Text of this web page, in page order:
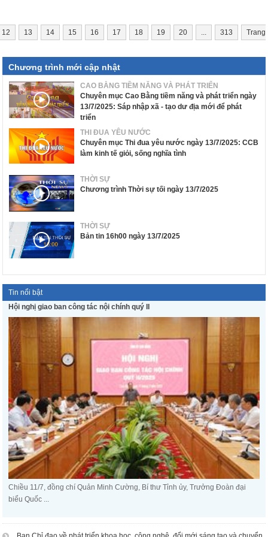
12 13 14 15 16 17 18 19 20 313 Trang
Chương trình mới cập nhật
CAO BẰNG TIỀM NĂNG VÀ PHÁT TRIỂN
Chuyên mục Cao Bằng tiềm năng và phát triển ngày
13/7/2025: Sáp nhập xã - tạo dư địa mới để phát
triển
THI ĐUA YÊU NƯỚC
Chuyên mục Thi đua yêu nước ngày 13/7/2025: CCB
làm kinh tế giỏi, sống nghĩa tình
THỜI SỰ
Chương trình Thời sự tối ngày 13/7/2025
THỜI SỰ
Bản tin 16h00 ngày 13/7/2025
Tin nổi bật
Hội nghị giao ban công tác nội chính quý II
Chiều 11/7, đồng chí Quản Minh Cường, Bí thư Tỉnh ủy, Trưởng Đoàn đại
biểu Quốc ...